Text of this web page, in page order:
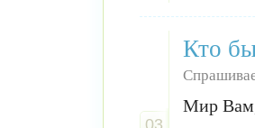
03
Кто
Мир Вам,